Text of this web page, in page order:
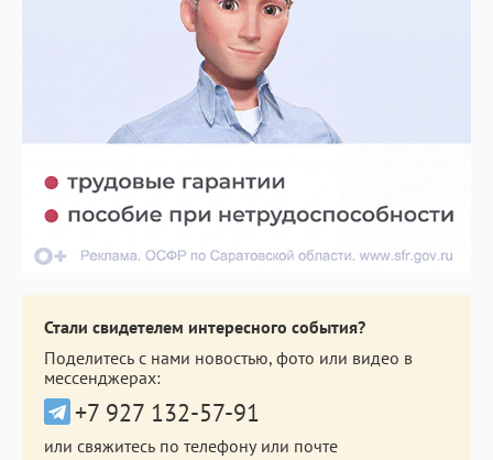
Стали свидетелем интересного события?
Поделитесь с нами новостью, фото или видео в
мессенджерах:
+7 927 132-57-91
или свяжитесь по телефону или почте